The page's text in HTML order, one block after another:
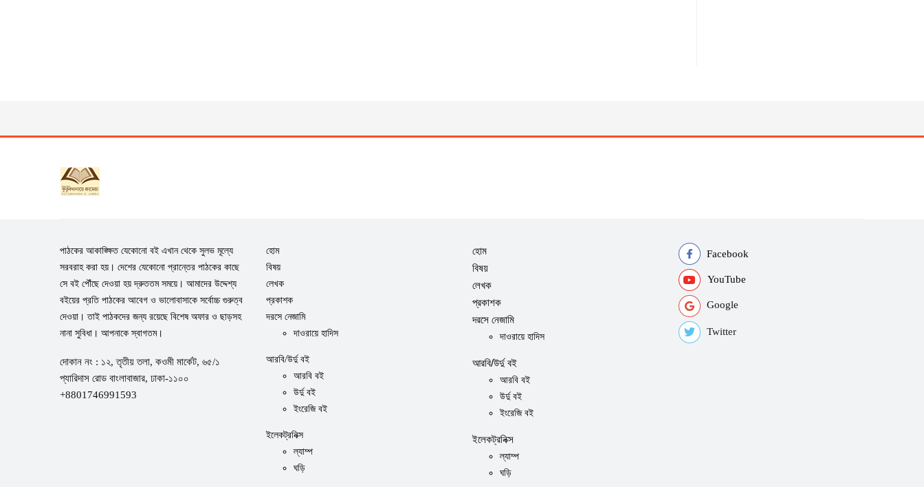
পাঠকের আকাঙ্ক্ষিত যেকোনো বই এখান থেকে সুলভ মূল্যে
সরবরাহ করা হয়। দেশের যেকোনো প্রান্তের পাঠকের কাছে
সে বই পৌঁছে দেওয়া হয় দ্রুততম সময়ে। আমাদের উদ্দেশ্য
বইয়ের প্রতি পাঠকের আবেগ ও ভালোবাসাকে সর্বোচ্চ গুরুত্ব
দেওয়া। তাই পাঠকদের জন্য রয়েছে বিশেষ অফার ও ছাড়সহ
নানা সুবিধা। আপনাকে স্বাগতম।
দোকান নং : ১২, তৃতীয় তলা, কওমী মার্কেট, ৬৫/১
প্যারিদাস রোড বাংলাবাজার, ঢাকা-১১০০
+8801746991593
হোম
বিষয়
লেখক
প্রকাশক
দরসে নেজামি
দাওরায়ে হাদিস
আরবি/উর্দু বই
আরবি বই
উর্দু বই
ইংরেজি বই
ইলেকট্রনিক্স
ল্যাম্প
ঘড়ি
হোম
বিষয়
লেখক
প্রকাশক
দরসে নেজামি
দাওরায়ে হাদিস
আরবি/উর্দু বই
আরবি বই
উর্দু বই
ইংরেজি বই
ইলেকট্রনিক্স
ল্যাম্প
ঘড়ি
Facebook
YouTube
Google
Twitter